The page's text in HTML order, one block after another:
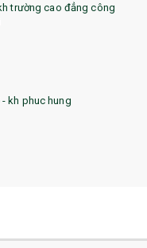
trường cao đẳng công
kh phuc hung